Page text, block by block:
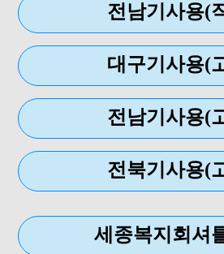
전남기사용(
대구기사용(
전남기사용(
전북기사용(
세종복지회셔